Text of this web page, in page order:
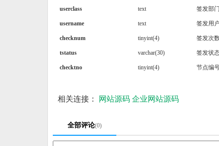
userclass text 签发部门
username text 签发用户
checknum tinyint(4) 签发次
tstatus varchar(30) 签发状
checktno tinyint(4) 节点编
相关连接： 网站源码 企业网站源码
全部评论(0)